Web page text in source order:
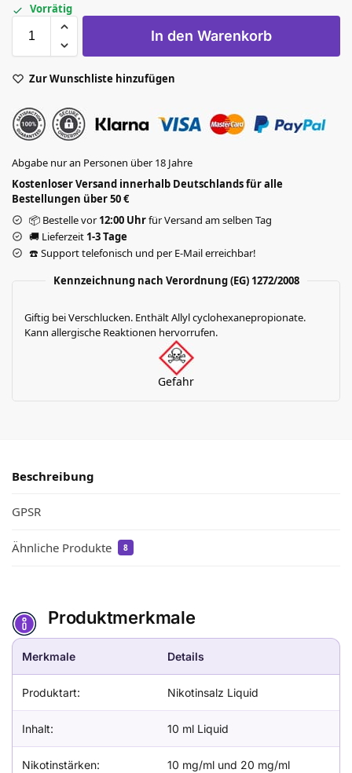
Vorrätig
In den Warenkorb
Zur Wunschliste hinzufügen
Abgabe nur an Personen über 18 Jahre
Kostenloser Versand innerhalb Deutschlands für alle
Bestellungen über 50 €
📦 Bestelle vor12:00 Uhrfür Versand am selben Tag
🚚 Lieferzeit 1-3 Tage
☎️ Support telefonisch und per E-Mail erreichbar!
Kennzeichnung nach Verordnung (EG) 1272/2008
Giftig bei Verschlucken. Enthält Allyl cyclohexanepropionate.
Kann allergische Reaktionen hervorrufen.
Gefahr
Beschreibung
GPSR
Ähnliche Produkte 8
Produktmerkmale
Merkmale Details
Produktart: Nikotinsalz Liquid
Inhalt: 10 ml Liquid
Nikotinstärken: 10 mg/ml und 20 mg/ml